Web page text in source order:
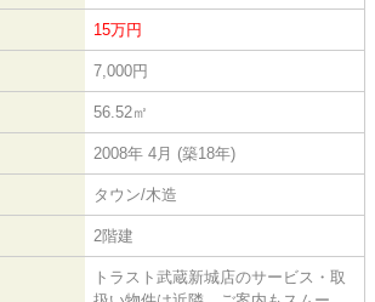
15万円
7,000円
56.52㎡
2008年 4月 (築18年)
タウン/木造
2階建
トラスト武蔵新城店のサービス・取